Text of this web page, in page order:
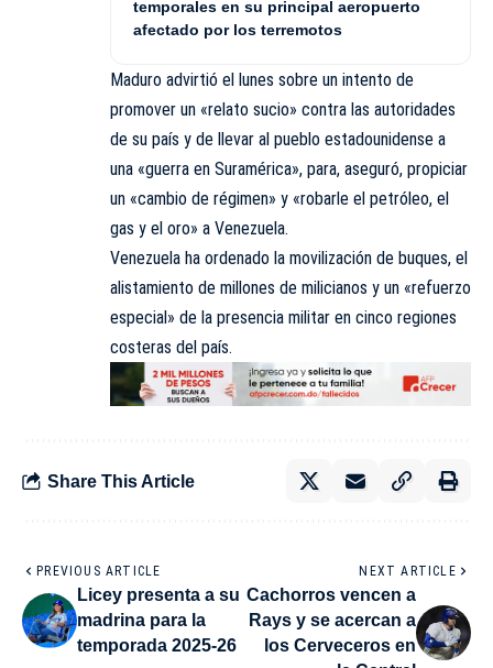
temporales en su principal aeropuerto
afectado por los terremotos
Maduro advirtió el lunes sobre un intento de
promover un «relato sucio» contra las autoridades
de su país y de llevar al pueblo estadounidense a
una «guerra en Suramérica», para, aseguró, propiciar
un «cambio de régimen» y «robarle el petróleo, el
gas y el oro» a Venezuela.
Venezuela ha ordenado la movilización de buques, el
alistamiento de millones de milicianos y un «refuerzo
especial» de la presencia militar en cinco regiones
costeras del país.
Share This Article
PREVIOUS ARTICLE
Licey presenta a su
madrina para la
temporada 2025-26
NEXT ARTICLE
Cachorros vencen a
Rays y se acercan a
los Cerveceros en